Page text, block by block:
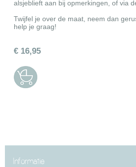
alsjeblieft aan bij opmerkingen, of via
Twijfel je over de maat, neem dan
help je graag!
€ 16,95
Informatie